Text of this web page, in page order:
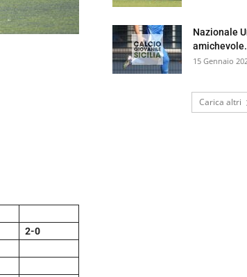
2-0
Nazionale
15 Gennaio
Carica altri